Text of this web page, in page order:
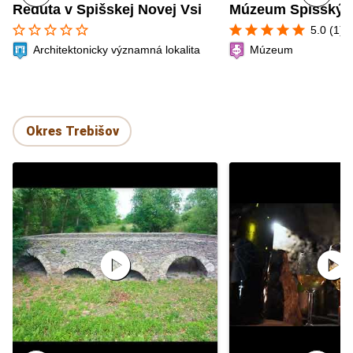
Reduta v Spišskej Novej Vsi
star_border star_border star_border star_border star_border
Architektonicky významná lokalita
Múzeum Spišský
star star star star star 5.0 (1)
Múzeum
Okres Trebišov
play_circle play_circle